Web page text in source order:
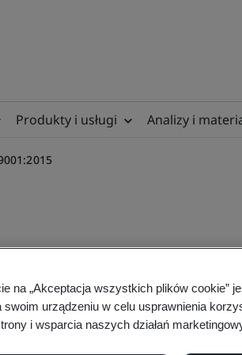
Produkty i usługi Analizy i
Course -
na „Akceptacja wszystkich plików cookie”
swoim urządzeniu w celu usprawnienia
i wsparcia naszych działań